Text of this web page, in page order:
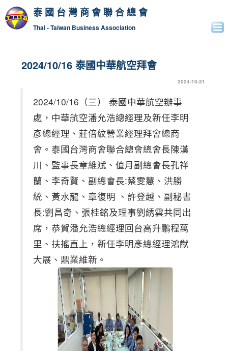
泰國台灣商會聯合總會
Thai - Taiwan Business Association
2024/10/16 泰國中華航空拜會
2024-10-31
2024/10/16（三） 泰國中華航空辦事
處，中華航空潘允浩總經理及新任李明
彥總經理、莊倍紋營業經理拜會總商
會。泰國台灣商會聯合總會總會長陳漢
川、監事長章維斌、值月副總會長孔祥
蘭、李奇賢、副總會長:蔡雯慧、洪勝
統、黃水龍、章復明 、許登越、副秘書
長:劉昌奇、張桂銘及理事劉綉雲共同出
席，恭賀潘允浩總經理回台高升鵬程萬
里、扶搖直上，新任李明彥總經理鴻猷
大展、鼎業維新。